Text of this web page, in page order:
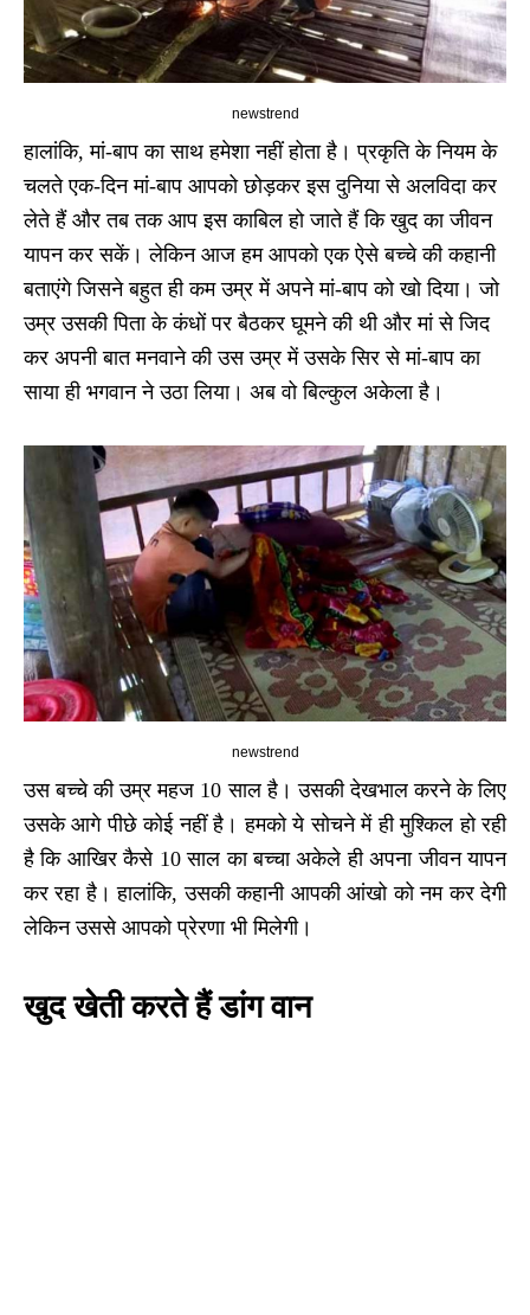
newstrend
हालांकि, मां-बाप का साथ हमेशा नहीं होता है। प्रकृति के नियम के
चलते एक-दिन मां-बाप आपको छोड़कर इस दुनिया से अलविदा कर
लेते हैं और तब तक आप इस काबिल हो जाते हैं कि खुद का जीवन
यापन कर सकें। लेकिन आज हम आपको एक ऐसे बच्चे की कहानी
बताएंगे जिसने बहुत ही कम उम्र में अपने मां-बाप को खो दिया। जो
उम्र उसकी पिता के कंधों पर बैठकर घूमने की थी और मां से जिद
कर अपनी बात मनवाने की उस उम्र में उसके सिर से मां-बाप का
साया ही भगवान ने उठा लिया। अब वो बिल्कुल अकेला है।
newstrend
उस बच्चे की उम्र महज 10 साल है। उसकी देखभाल करने के लिए
उसके आगे पीछे कोई नहीं है। हमको ये सोचने में ही मुश्किल हो रही
है कि आखिर कैसे 10 साल का बच्चा अकेले ही अपना जीवन यापन
कर रहा है। हालांकि, उसकी कहानी आपकी आंखो को नम कर देगी
लेकिन उससे आपको प्रेरणा भी मिलेगी।
खुद खेती करते हैं डांग वान